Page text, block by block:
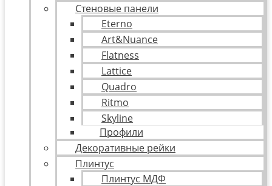
Стеновые панели
Eterno
Art&Nuance
Flatness
Lattice
Quadro
Ritmo
Skyline
Профили
Декоративные рейки
Плинтус
Плинтус МДФ